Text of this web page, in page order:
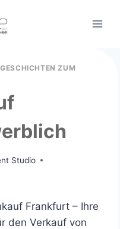
ZUM
Studio
Frankfurt – Ihre
den Verkauf von